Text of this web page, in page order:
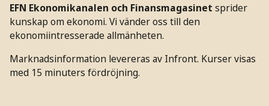
EFN Ekonomikanalen och Finansmagasinet sprider
kunskap om ekonomi. Vi vänder oss till den
ekonomiintresserade allmänheten.
Marknadsinformation levereras av Infront. Kurser visas
med 15 minuters fördröjning.